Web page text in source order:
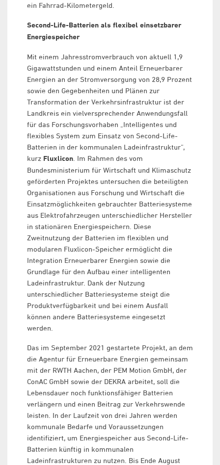
ein Fahrrad-Kilometergeld.
Second-Life-Batterien als flexibel einsetzbarer
Energiespeicher
Mit einem Jahresstromverbrauch von aktuell 1,9
Gigawattstunden und einem Anteil Erneuerbarer
Energien an der Stromversorgung von 28,9 Prozent
sowie den Gegebenheiten und Plänen zur
Transformation der Verkehrsinfrastruktur ist der
Landkreis ein vielversprechender Anwendungsfall
für das Forschungsvorhaben „Intelligentes und
flexibles System zum Einsatz von Second-Life-
Batterien in der kommunalen Ladeinfrastruktur“,
kurz Fluxlicon . Im Rahmen des vom
Bundesministerium für Wirtschaft und Klimaschutz
geförderten Projektes untersuchen die beteiligten
Organisationen aus Forschung und Wirtschaft die
Einsatzmöglichkeiten gebrauchter Batteriesysteme
aus Elektrofahrzeugen unterschiedlicher Hersteller
in stationären Energiespeichern. Diese
Zweitnutzung der Batterien im flexiblen und
modularen Fluxlicon-Speicher ermöglicht die
Integration Erneuerbarer Energien sowie die
Grundlage für den Aufbau einer intelligenten
Ladeinfrastruktur. Dank der Nutzung
unterschiedlicher Batteriesysteme steigt die
Produktverfügbarkeit und bei einem Ausfall
können andere Batteriesysteme eingesetzt
werden.
Das im September 2021 gestartete Projekt, an dem
die Agentur für Erneuerbare Energien gemeinsam
mit der RWTH Aachen, der PEM Motion GmbH, der
ConAC GmbH sowie der DEKRA arbeitet, soll die
Lebensdauer noch funktionsfähiger Batterien
verlängern und einen Beitrag zur Verkehrswende
leisten. In der Laufzeit von drei Jahren werden
kommunale Bedarfe und Voraussetzungen
identifiziert, um Energiespeicher aus Second-Life-
Batterien künftig in kommunalen
Ladeinfrastrukturen zu nutzen. Bis Ende August